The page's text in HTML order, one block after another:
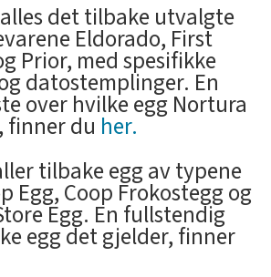
det tilbake utvalgte
Eldorado, First
Prior, med spesifikke
datostemplinger. En
over hvilke egg Nortura
finner du her.
tilbake egg av typene
Egg, Coop Frokostegg og
Egg. En fullstendig
egg det gjelder, finner